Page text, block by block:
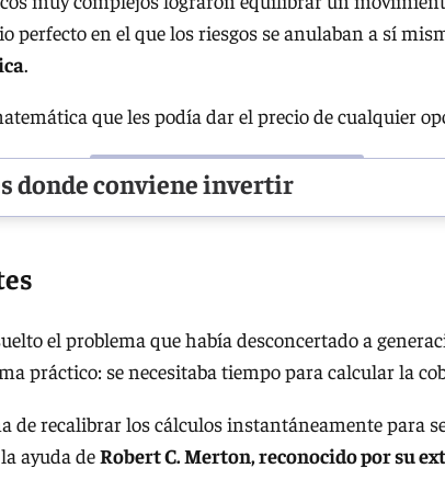
perfecto en el que los riesgos se anulaban a sí
.
que les podía dar el precio de cualquier
donde conviene invertir
el problema que había desconcertado a
práctico: se necesitaba tiempo para calcular la
de recalibrar los cálculos instantáneamente para
ayuda deRobert C. Merton, reconocido por su